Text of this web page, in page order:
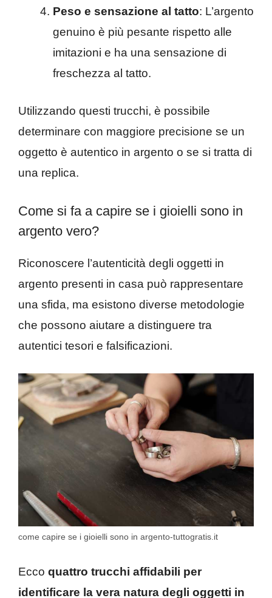
Peso e sensazione al tatto: L’argento
genuino è più pesante rispetto alle
imitazioni e ha una sensazione di
freschezza al tatto.
Utilizzando questi trucchi, è possibile
determinare con maggiore precisione se un
oggetto è autentico in argento o se si tratta di
una replica.
Come si fa a capire se i gioielli sono in
argento vero?
Riconoscere l’autenticità degli oggetti in
argento presenti in casa può rappresentare
una sfida, ma esistono diverse metodologie
che possono aiutare a distinguere tra
autentici tesori e falsificazioni.
come capire se i gioielli sono in argento-tuttogratis.it
Ecco quattro trucchi affidabili per
identificare la vera natura degli oggetti in